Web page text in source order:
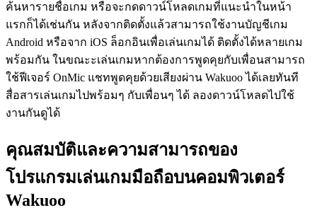
ค้นหารายชื่อเกม หรือจะกดดาวน์โหลดเกมที่แนะนำในหน้า
แรกก็ได้เช่นกัน หลังจากติดตั้งแล้วสามารถใช้งานบัญชีเกม
Android หรือจาก iOS ล็อกอินเพื่อเล่นเกมได้ ติดตั้งได้หลายเกม
พร้อมกัน ในขณะะเล่นเกมหากต้องการพูดคุยกับเพื่อนสามารถ
ใช้ฟีเจอร์​ OnMic แชทพูดคุยด้วยเสียงผ่าน Wakuoo ได้เลยทันที
สื่อสารเล่นเกมไปพร้อมๆ กับเพื่อนๆ ได้ ลองดาวน์โหลดไปใช้
งานกันดูได้
คุณสมบัติและความสามารถของ
โปรแกรมเล่นเกมมือถือบนคอมพิวเตอร์
Wakuoo